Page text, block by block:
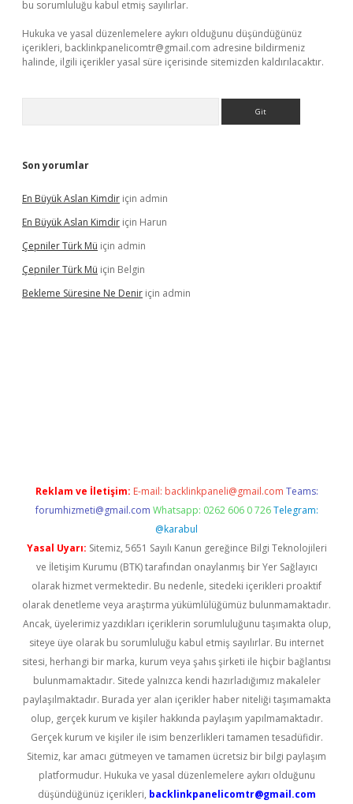
bu sorumluluğu kabul etmiş sayılırlar.
Hukuka ve yasal düzenlemelere aykırı olduğunu düşündüğünüz
içerikleri, backlinkpanelicomtr@gmail.com adresine bildirmeniz
halinde, ilgili içerikler yasal süre içerisinde sitemizden kaldırılacaktır.
Son yorumlar
En Büyük Aslan Kimdir için admin
En Büyük Aslan Kimdir için Harun
Çepniler Türk Mü için admin
Çepniler Türk Mü için Belgin
Bekleme Süresine Ne Denir için admin
Reklam ve İletişim: E-mail: backlinkpaneli@gmail.com Teams:
forumhizmeti@gmail.com Whatsapp: 0262 606 0 726 Telegram:
@karabul
Yasal Uyarı: Sitemiz, 5651 Sayılı Kanun gereğince Bilgi Teknolojileri
ve İletişim Kurumu (BTK) tarafından onaylanmış bir Yer Sağlayıcı
olarak hizmet vermektedir. Bu nedenle, sitedeki içerikleri proaktif
olarak denetleme veya araştırma yükümlülüğümüz bulunmamaktadır.
Ancak, üyelerimiz yazdıkları içeriklerin sorumluluğunu taşımakta olup,
siteye üye olarak bu sorumluluğu kabul etmiş sayılırlar. Bu internet
sitesi, herhangi bir marka, kurum veya şahıs şirketi ile hiçbir bağlantısı
bulunmamaktadır. Sitede yalnızca kendi hazırladığımız makaleler
paylaşılmaktadır. Burada yer alan içerikler haber niteliği taşımamakta
olup, gerçek kurum ve kişiler hakkında paylaşım yapılmamaktadır.
Gerçek kurum ve kişiler ile isim benzerlikleri tamamen tesadüfidir.
Sitemiz, kar amacı gütmeyen ve tamamen ücretsiz bir bilgi paylaşım
platformudur. Hukuka ve yasal düzenlemelere aykırı olduğunu
düşündüğünüz içerikleri, backlinkpanelicomtr@gmail.com